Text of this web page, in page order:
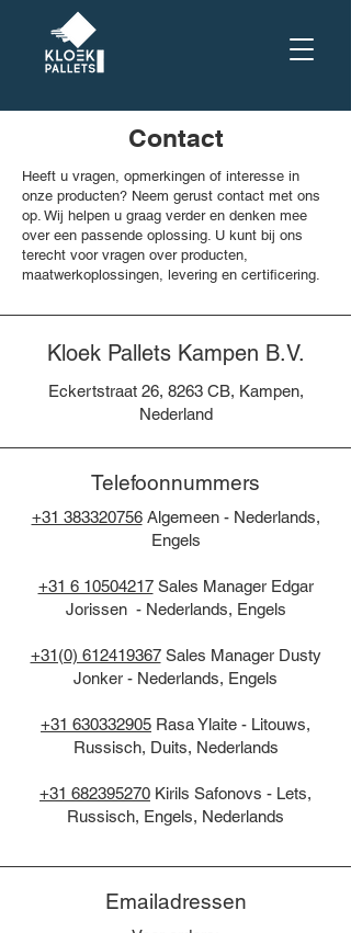
Contact
Heeft u vragen, opmerkingen of interesse in
onze producten? Neem gerust contact met ons
op. Wij helpen u graag verder en denken mee
over een passende oplossing. U kunt bij ons
terecht voor vragen over producten,
maatwerkoplossingen, levering en certificering.
Kloek Pallets Kampen B.V.​
Eckertstraat 26, 8263 CB, Kampen,
Nederland
Telefoonnummers
+31 383320756Algemeen - Nederlands,
Engels
+31 6 10504217Sales Manager Edgar
Jorissen ​ ​​ - Nederlands, Engels
+31(0) 612419367Sales Manager Dusty
Jonker - Nederlands, Engels
+31 630332905 Rasa Ylaite - Litouws,
Russisch, Duits, Nederlands
+31 682395270 Kirils Safonovs - Lets,
Russisch, Engels, Nederlands
Emailadressen